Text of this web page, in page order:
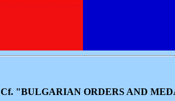
Cf. "BULGARIAN ORDERS AND